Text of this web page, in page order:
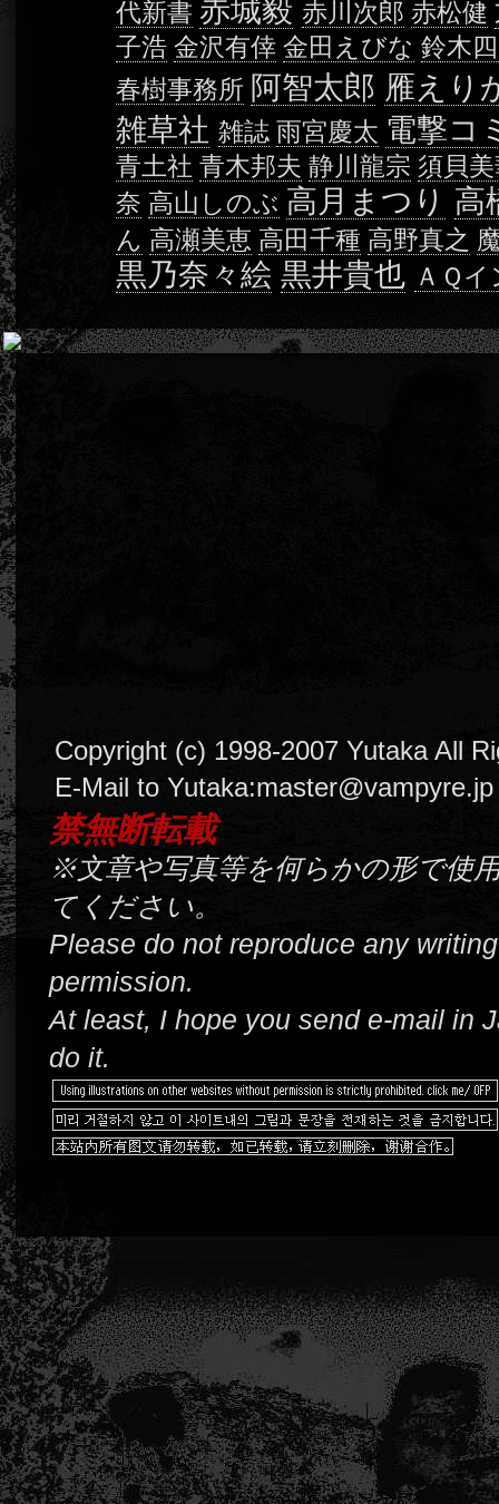
代新書 赤城毅 赤川次郎 赤松健
子浩 金沢有倖 金田えびな 鈴木
春樹事務所 阿智太郎 雁えり
雑草社 雑誌 雨宮慶太 電撃コ
青土社 青木邦夫 静川龍宗 須貝
奈 高山しのぶ 高月まつり 高
ん 高瀬美恵 高田千種 高野真之
黒乃奈々絵 黒井貴也 ＡＱ
Copyright (c) 1998-2007 Yutaka All
E-Mail to Yutaka:master@vampyre.jp
禁無断転載
※文章や写真等を何らかの形で使
てください。
Please do not reproduce any
permission.
At least, I hope you send e-mail in
do it.